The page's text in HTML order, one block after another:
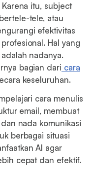
itu, subject
tele, atau
efektivitas
Hal yang
nadanya.
bagian dari cara
keseluruhan.
cara menulis
email, membuat
nada komunikasi
berbagai situasi
AI agar
cepat dan efektif.